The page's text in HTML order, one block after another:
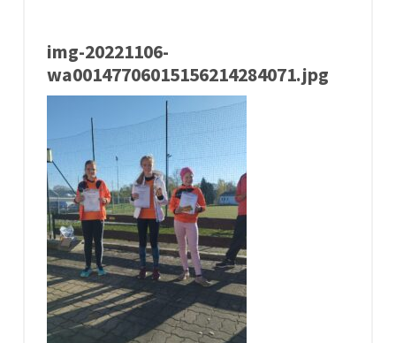
img-20221106-
wa00147706015156214284071.jpg